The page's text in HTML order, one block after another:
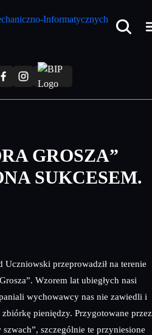
GROSZA”
SUKCESEM.
Uczniowski przeprowadził na terenie
Wzorem lat ubiegłych nasi
wychowawcy nas nie zawiedli i
pieniędzy. Przygotowane
szczególnie te przyniesione